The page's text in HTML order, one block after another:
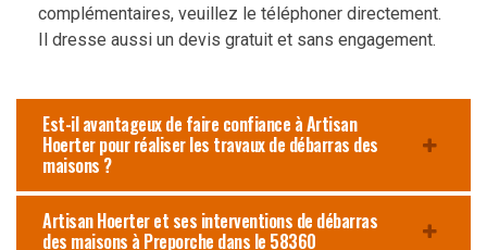
complémentaires, veuillez le téléphoner directement.
Il dresse aussi un devis gratuit et sans engagement.
Est-il avantageux de faire confiance à Artisan
Hoerter pour réaliser les travaux de débarras des
maisons ?
Artisan Hoerter et ses interventions de débarras
des maisons à Preporche dans le 58360